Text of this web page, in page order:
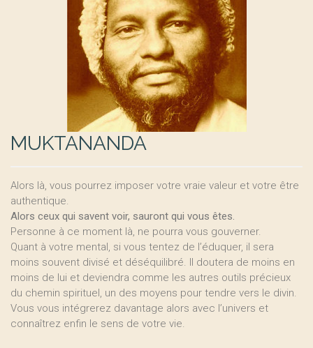
MUKTANANDA
Alors là, vous pourrez imposer votre vraie valeur et votre être
authentique.
Alors ceux qui savent voir, sauront qui vous êtes.
Personne à ce moment là, ne pourra vous gouverner.
Quant à votre mental, si vous tentez de l’éduquer, il sera
moins souvent divisé et déséquilibré. Il doutera de moins en
moins de lui et deviendra comme les autres outils précieux
du chemin spirituel, un des moyens pour tendre vers le divin.
Vous vous intégrerez davantage alors avec l’univers et
connaîtrez enfin le sens de votre vie.